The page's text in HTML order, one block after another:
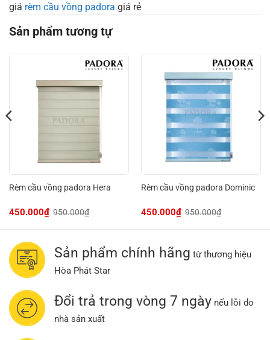
giá rèm cầu vồng padora giá rẻ
Sản phẩm tương tự
Rèm cầu vồng padora Hera
950.000₫
Giá
là:
450.000₫
Giá
tại
450.000₫.
Rèm cầu vồng padora Dominic
950.000₫
Giá
là:
450.000₫
Giá
tại
450.000₫.
Sản phẩm chính hãng từ thương hiệu
Hòa Phát Star
Đổi trả trong vòng 7 ngày nếu lỗi do
nhà sản xuất